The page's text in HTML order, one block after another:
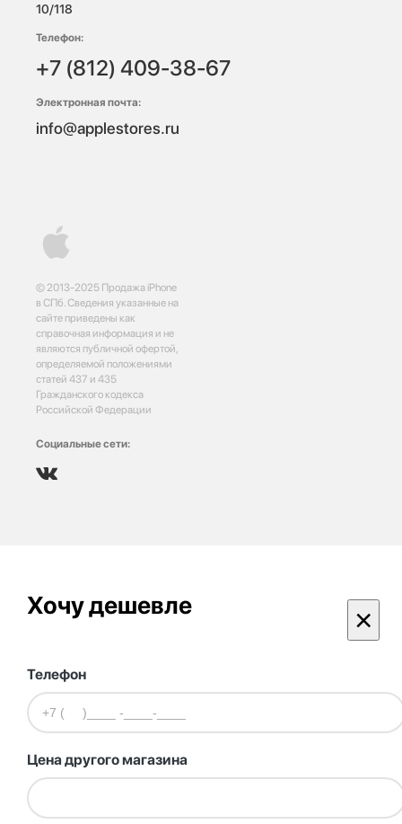
© 2013-2025 Продажа iPhone
в СПб. Сведения указанные на
сайте приведены как
справочная информация и не
являются публичной офертой,
определяемой положениями
статей 437 и 435
Гражданского кодекса
Российской Федерации
Социальные сети:
10/118
Телефон:
+7 (812) 409-38-67
Электронная почта:
info@applestores.ru
Хочу дешевле ×
Телефон
Цена другого магазина